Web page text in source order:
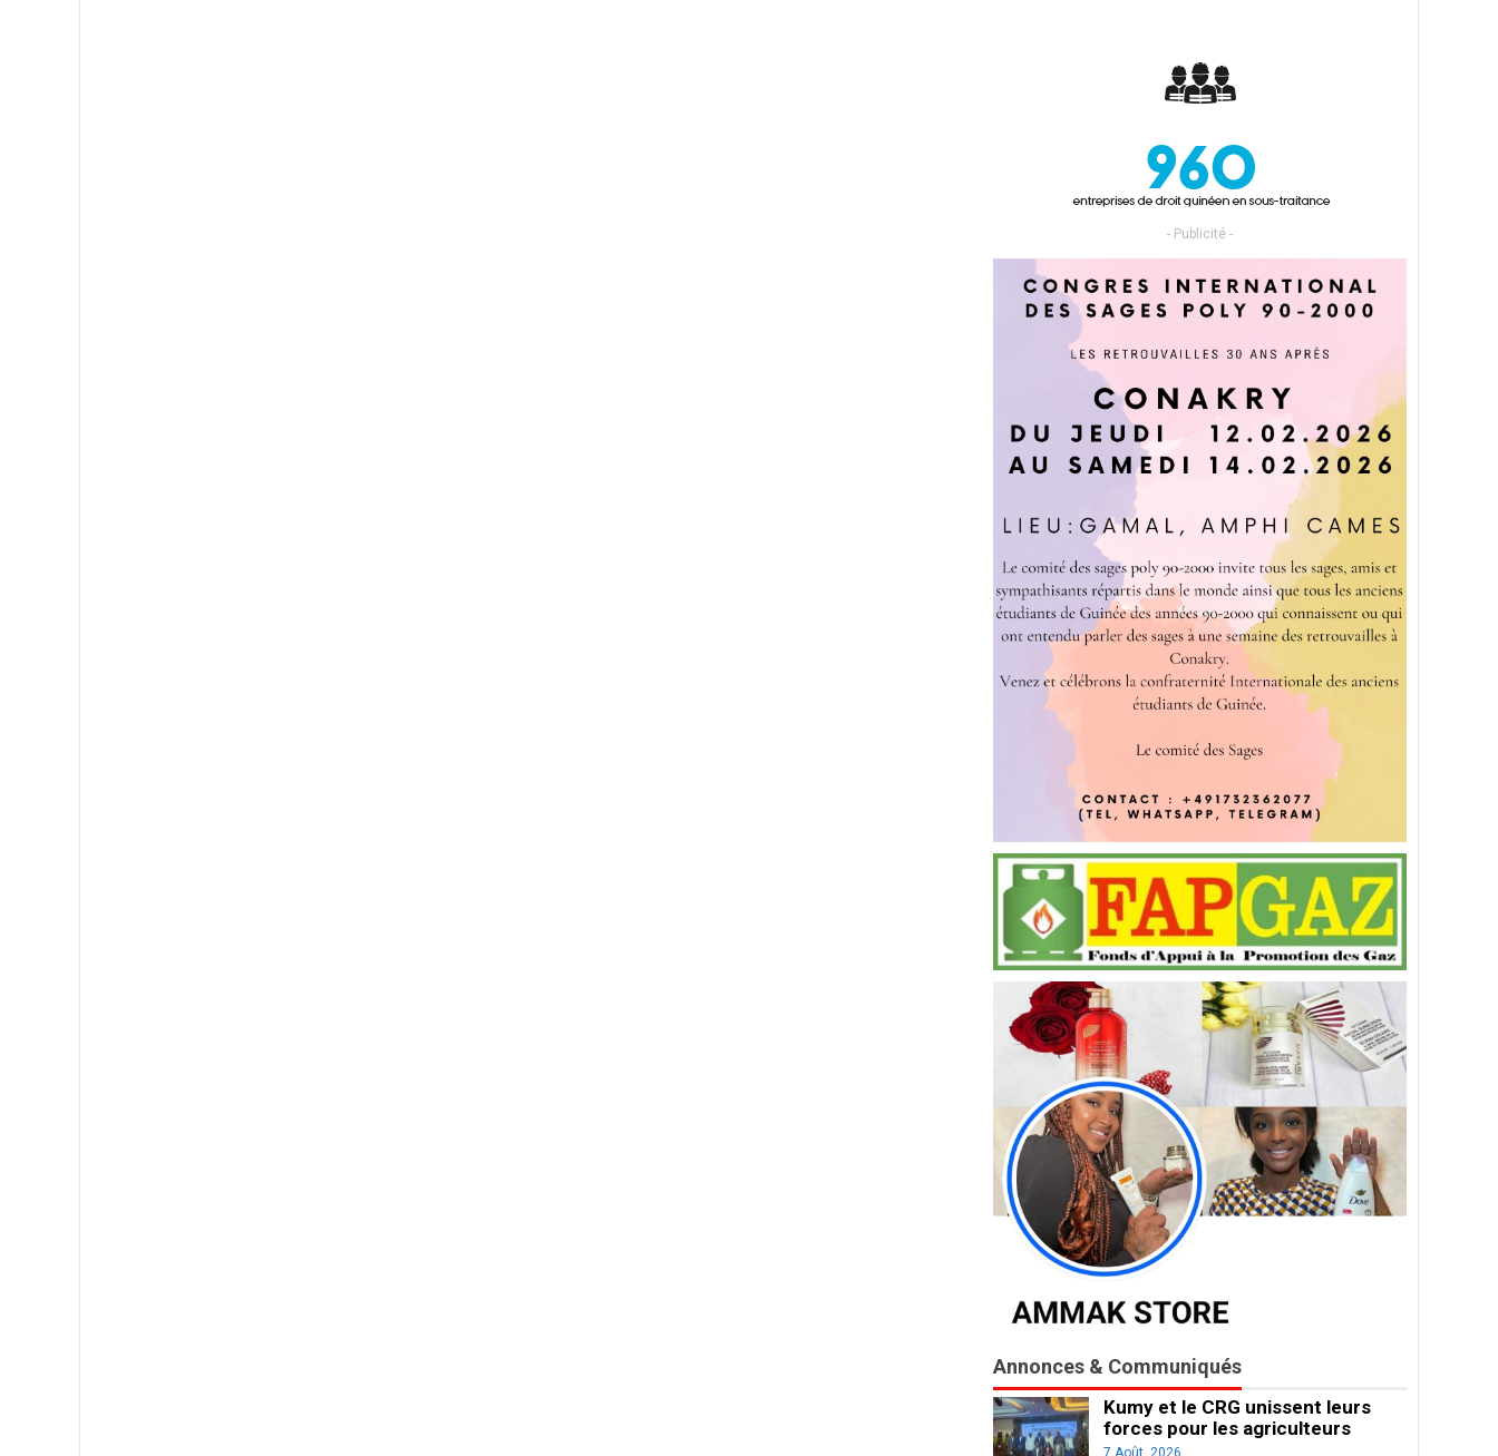
- Publicité -
Annonces & Communiqués
Kumy et le CRG unissent leurs
forces pour les agriculteurs